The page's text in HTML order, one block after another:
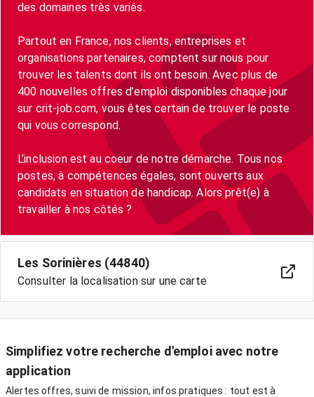
des domaines très variés.
Partout en France, nos clients, entreprises et
organisations partenaires, comptent sur nous pour
trouver les talents dont ils ont besoin. Avec plus de
400 nouvelles offres d’emploi disponibles chaque jour
sur crit-job.com, vous êtes certain de trouver le poste
qui vous correspond.
L’inclusion est au coeur de notre démarche. Tous nos
postes, à compétences égales, sont ouverts aux
candidats en situation de handicap. Alors prêt(e) à
travailler à nos côtés ?
Les Sorinières (44840)
Consulter la localisation sur une carte
Simplifiez votre recherche d'emploi avec notre
application
Alertes offres, suivi de mission, infos pratiques : tout est à